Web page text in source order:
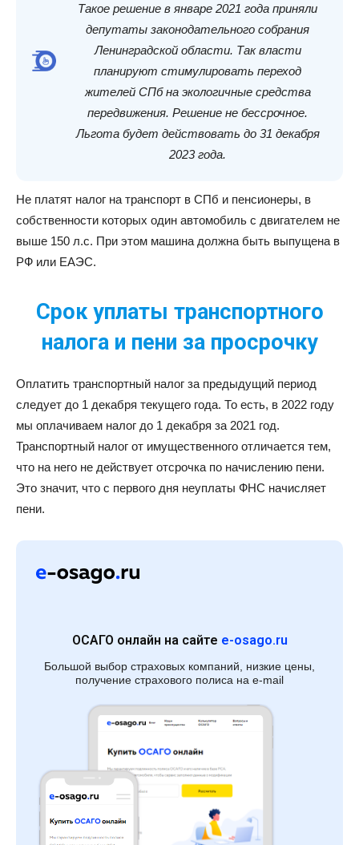
Такое решение в январе 2021 года приняли
депутаты законодательного собрания
Ленинградской области. Так власти
планируют стимулировать переход
жителей СПб на экологичные средства
передвижения. Решение не бессрочное.
Льгота будет действовать до 31 декабря
2023 года.
Не платят налог на транспорт в СПб и пенсионеры, в
собственности которых один автомобиль с двигателем не
выше 150 л.с. При этом машина должна быть выпущена в
РФ или ЕАЭС.
Срок уплаты транспортного
налога и пени за просрочку
Оплатить транспортный налог за предыдущий период
следует до 1 декабря текущего года. То есть, в 2022 году
мы оплачиваем налог до 1 декабря за 2021 год.
Транспортный налог от имущественного отличается тем,
что на него не действует отсрочка по начислению пени.
Это значит, что с первого дня неуплаты ФНС начисляет
пени.
ОСАГО онлайн на сайте e-osago.ru
Большой выбор страховых компаний, низкие цены,
получение страхового полиса на e-mail